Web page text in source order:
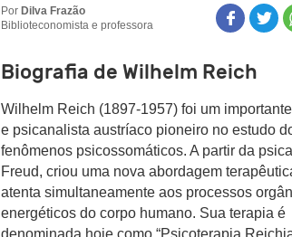
Por Dilva Frazão
Biblioteconomista e professora
Biografia de Wilhelm Reich
Wilhelm Reich (1897-1957) foi um
e psicanalista austríaco pioneiro no estudo
fenômenos psicossomáticos. A partir da
Freud, criou uma nova abordagem
atenta simultaneamente aos processos
energéticos do corpo humano. Sua terapia é
denominada hoje como “Psicoterapia